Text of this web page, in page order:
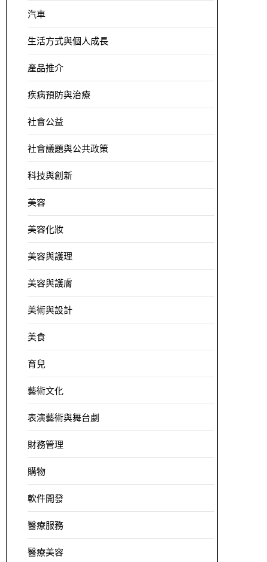
汽車
生活方式與個人成長
產品推介
疾病預防與治療
社會公益
社會議題與公共政策
科技與創新
美容
美容化妝
美容與護理
美容與護膚
美術與設計
美食
育兒
藝術文化
表演藝術與舞台劇
財務管理
購物
軟件開發
醫療服務
醫療美容